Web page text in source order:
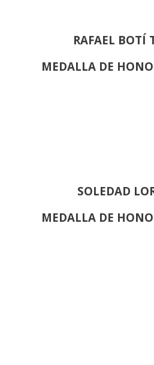
RAFAEL BOTÍ
MEDALLA DE
SOLEDAD
MEDALLA DE